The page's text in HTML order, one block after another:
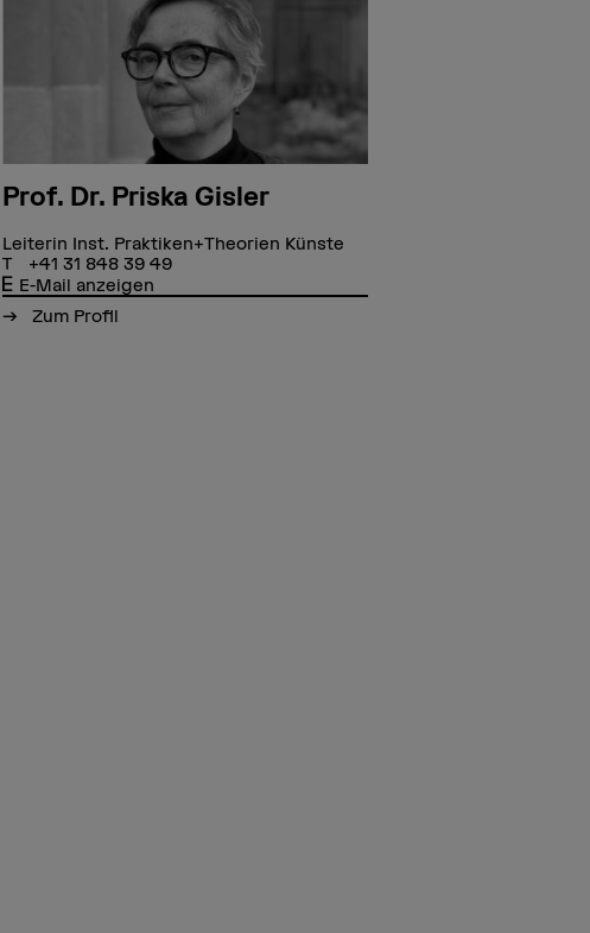
Prof. Dr. Priska Gisler
Leiterin Inst. Praktiken+Theorien Künste
+41 31 848 39 49
E-Mail anzeigen
Zum Profil